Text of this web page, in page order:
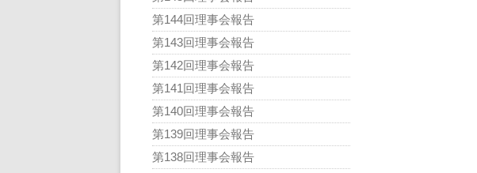
第144回理事会報告
第143回理事会報告
第142回理事会報告
第141回理事会報告
第140回理事会報告
第139回理事会報告
第138回理事会報告